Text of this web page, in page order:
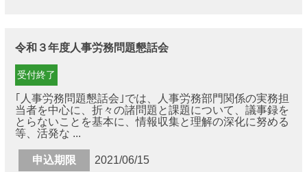
令和３年度人事労務問題懇話会
受付終了
｢人事労務問題懇話会｣では、人事労務部門関係の実務担
当者を中心に、折々の諸問題と課題について、議事録を
とらないことを基本に、情報収集と理解の深化に努める
等、活発な ...
申込期限 2021/06/15